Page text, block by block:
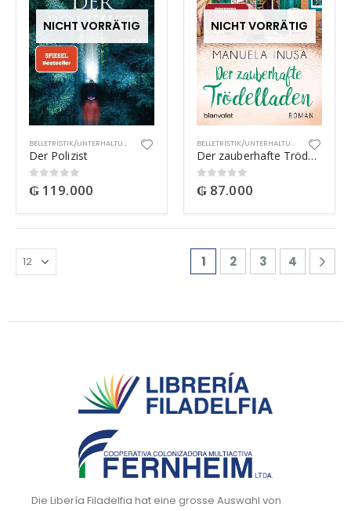
NICHT VORRÄTIG
BELLETRISTIK/UNTERHALTUNG
Der Polizist
0out of 5
₲ 119.000
NICHT VORRÄTIG
BELLETRISTIK/UNTERHALTUNG
Der zauberhafte Trödelladen
0out of 5
₲ 87.000
1 2 3 4
Die Libería Filadelfia hat eine grosse Auswahl von